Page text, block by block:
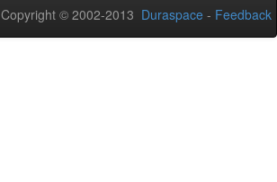
Copyright © 2002-2013 Duraspace - Feedback